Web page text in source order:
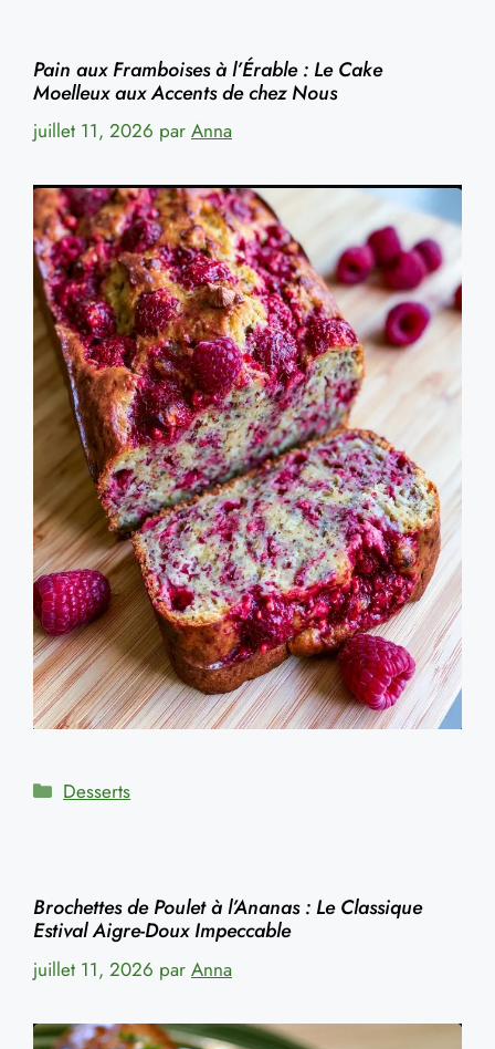
Pain aux Framboises à l’Érable : Le Cake
Moelleux aux Accents de chez Nous
juillet 11, 2026 par Anna
Catégories
Desserts
Brochettes de Poulet à l’Ananas : Le Classique
Estival Aigre-Doux Impeccable
juillet 11, 2026 par Anna